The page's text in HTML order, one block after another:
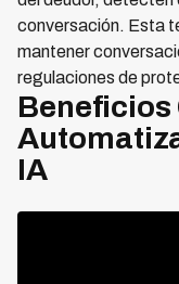
conversación. Esta
mantener
regulaciones de
Beneficios
IA